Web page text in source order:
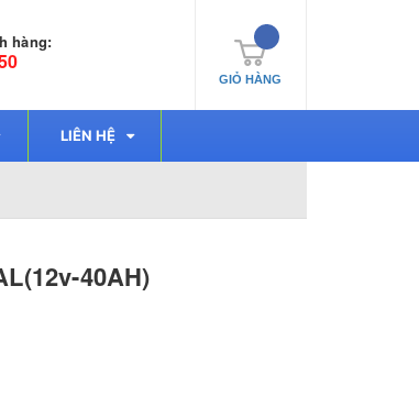
hàng:
GIỎ HÀNG
LIÊN HỆ
40AH)